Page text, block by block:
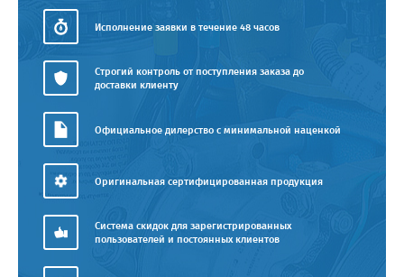
Исполнение заявки в течение 48 часов
Строгий контроль от поступления заказа до
доставки клиенту
Официальное дилерство с минимальной наценкой
Оригинальная сертифицированная продукция
Система скидок для зарегистрированных
пользователей и постоянных клиентов